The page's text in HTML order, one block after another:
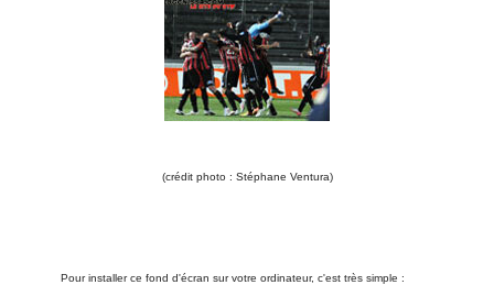
(crédit photo : Stéphane Ventura)
Pour installer ce fond d'écran sur votre ordinateur, c'est très simple :